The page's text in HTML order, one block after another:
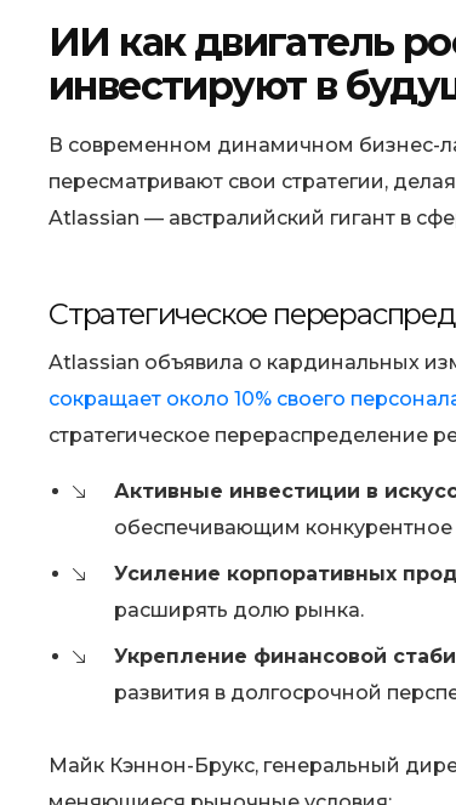
ИИ как двигатель
инвестируют в
В современном динамичном бизнес-
пересматривают свои стратегии,
Atlassian — австралийский гигант в
Стратегическое
Atlassian объявила о кардинальных
сокращает около 10% своего
стратегическое перераспределение
Активные инвестиции в
обеспечивающим
Усиление корпоративных
расширять долю рынка.
Укрепление финансовой
развития в долгосрочной
Майк Кэннон-Брукс, генеральный